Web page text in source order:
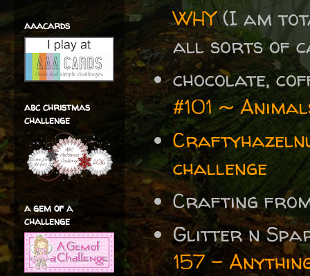
WHY(I am
all sorts of
chocolate,
#101 ~
challenge
Crafting
Glitter n
157 -
aaacards
abc christmas
challenge
a gem of a
challenge